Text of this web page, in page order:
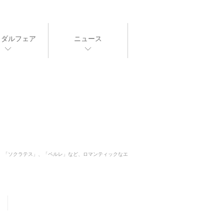
ルフェア ニュース
ソクラテス」、「ペルレ」など、ロマンティックなエ